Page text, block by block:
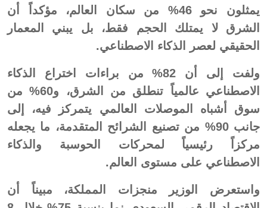
يمثلون نحو 46% من سكان العالم، مؤكداً أن
الشرق لا يمتلك الحجم فقط، بل يبني المعمار
الحقيقي لعصر الذكاء الاصطناعي.
ولفت إلى أن 82% من براءات اختراع الذكاء
الاصطناعي عالمياً تنطلق من الشرق، و60% من
سوق أشباه الموصلات العالمي يتمركز فيه، إلى
جانب 90% من تصنيع الشرائح المتقدمة، ما يجعله
مركزاً رئيسياً لمحركات الحوسبة والذكاء
الاصطناعي على مستوى العالم.
واستعرض الوزير منجزات المملكة، مبيناً أن